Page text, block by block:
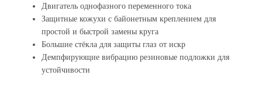
Двигатель однофазного переменного тока
Защитные кожухи с байонетным креплением для
простой и быстрой замены круга
Большие стёкла для защиты глаз от искр
Демпфирующие вибрацию резиновые подложки для
устойчивости